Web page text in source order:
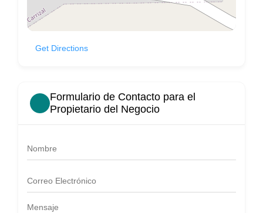
Get Directions
Formulario de Contacto para el
Propietario del Negocio